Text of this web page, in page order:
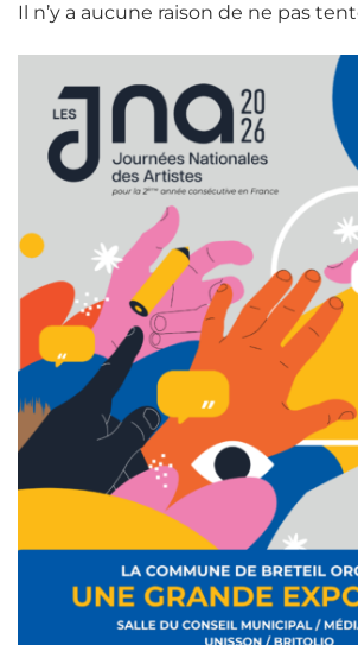
Il n’y a aucune raison de ne pas